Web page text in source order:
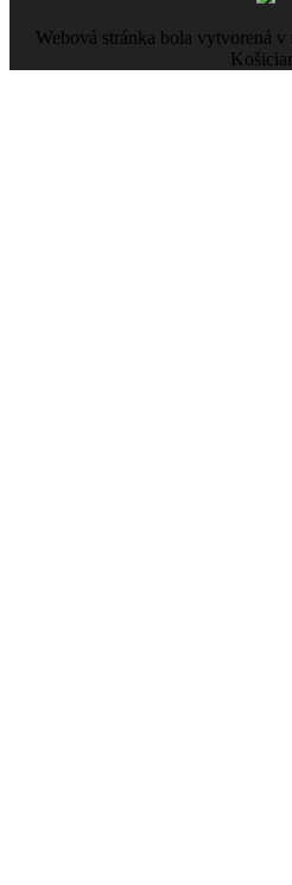
Webová stránka bola vytvorená